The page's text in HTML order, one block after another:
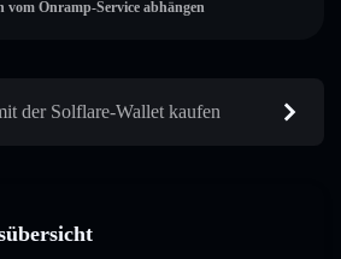
vom Onramp-Service abhängen
der Solflare-Wallet kaufen